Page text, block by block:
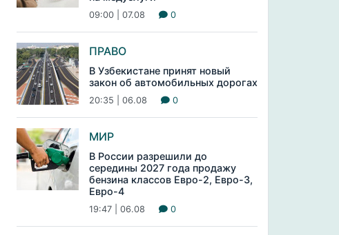
09:00 | 07.08 0
ПРАВО
В Узбекистане принят новый
закон об автомобильных дорогах
20:35 | 06.08 0
МИР
В России разрешили до
середины 2027 года продажу
бензина классов Евро-2, Евро-3,
Евро-4
19:47 | 06.08 0